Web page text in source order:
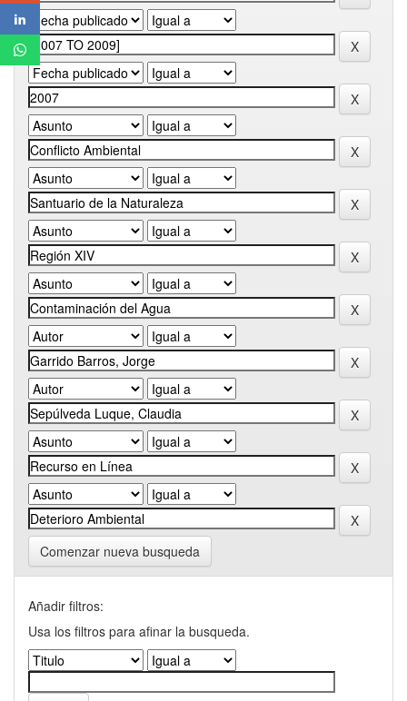
Comenzar nueva busqueda
Añadir filtros:
Usa los filtros para afinar la busqueda.